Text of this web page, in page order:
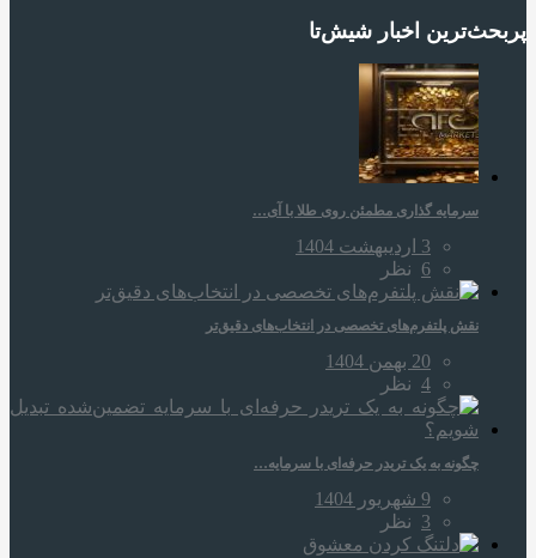
پربحث‌ترین اخبار شیش‌تا
سرمایه‌ گذاری مطمئن روی طلا با آی…
3 اردیبهشت 1404
6 نظر
نقش پلتفرم‌های تخصصی در انتخاب‌های دقیق‌تر
20 بهمن 1404
4 نظر
چگونه به یک تریدر حرفه‌ای با سرمایه…
9 شهریور 1404
3 نظر